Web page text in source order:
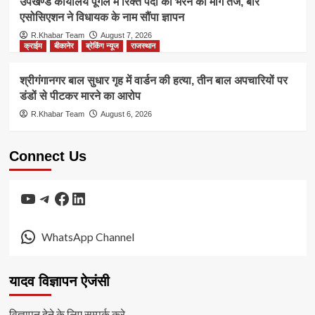
एसोसिएशन ने विधायक के नाम सौंपा ज्ञापन
R.Khabar Team
August 7, 2026
क्राईम
बीकानेर ब्रेकिंग न्यूज राजस्थान
श्रीगंगानगर बाल सुधार गृह में वार्डन की हत्या, तीन बाल अपचारियों पर
डंडों से पीटकर मारने का आरोप
R.Khabar Team August 6, 2026
Connect Us
YouTube
Telegram
Facebook
LinkedIn
WhatsApp Channel
यादव विज्ञापन ऐजंसी